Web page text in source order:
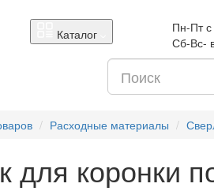
Каталог
Пн-Пт
Сб-Вс-
Расходные материалы
для коронки